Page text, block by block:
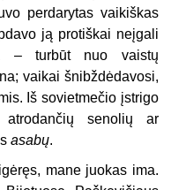
perdarytas vaikiškas
ją protiškai neįgali
– turbūt nuo vaistų
vaikai šnibždėdavosi,
Iš sovietmečio įstrigo
atrodančių senolių ar
asabų.
mane juokas ima.